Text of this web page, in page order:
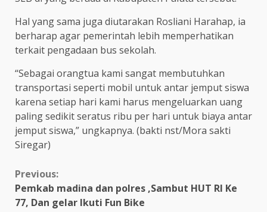
Hal yang sama juga diutarakan Rosliani Harahap, ia
berharap agar pemerintah lebih memperhatikan
terkait pengadaan bus sekolah.
“Sebagai orangtua kami sangat membutuhkan
transportasi seperti mobil untuk antar jemput siswa
karena setiap hari kami harus mengeluarkan uang
paling sedikit seratus ribu per hari untuk biaya antar
jemput siswa,” ungkapnya. (bakti nst/Mora sakti
Siregar)
Continue
Reading
Previous:
Pemkab madina dan polres ,Sambut HUT RI Ke
77, Dan gelar Ikuti Fun Bike